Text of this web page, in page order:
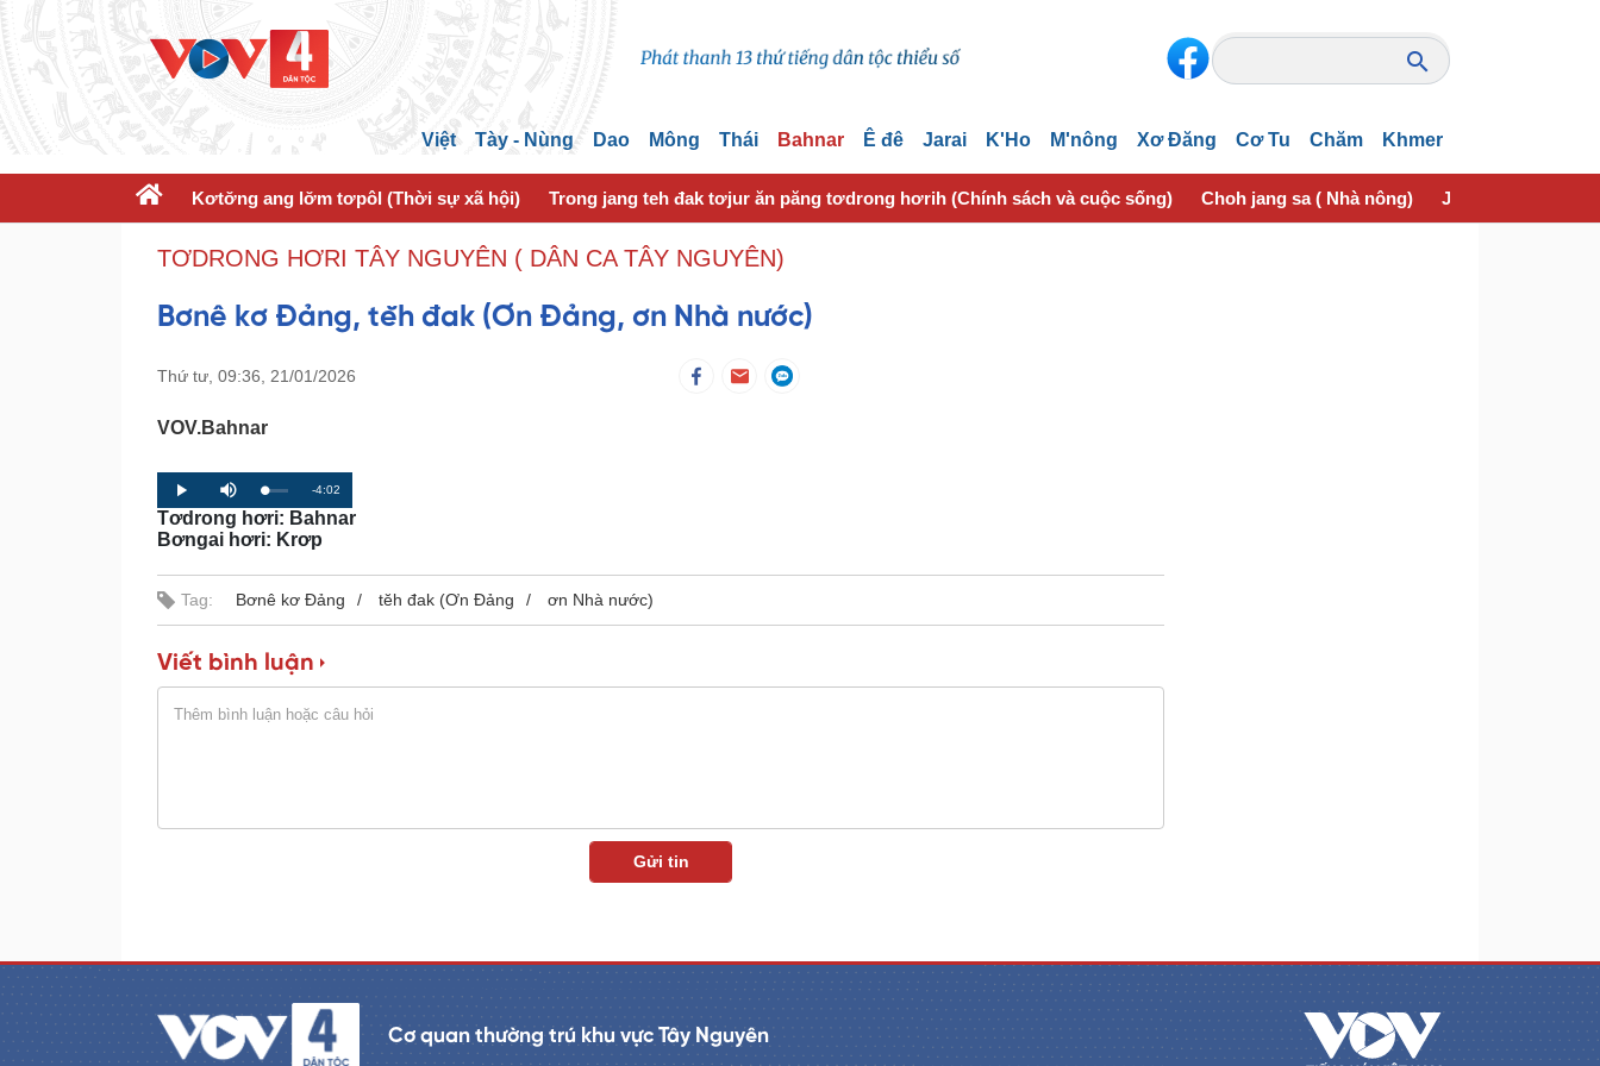
Việt Tày - Nùng Dao Mông Thái Bahnar Ê đê Jarai K'Ho M'nông Xơ Đăng Cơ Tu Chăm Khmer
Kơtơ̆ng ang lơ̆m tơpôl (Thời sự xã hội) Trong jang teh đak tơjur ăn păng tơdrong hơrih (Chính sách và cuộc sống) Choh jang sa ( Nhà nông) Jơhngơ̆m pran
TƠDRONG HƠRI TÂY NGUYÊN ( DÂN CA TÂY NGUYÊN)
Bơnê kơ Đảng, tĕh đak (Ơn Đảng, ơn Nhà nước)
Thứ tư, 09:36, 21/01/2026
VOV.Bahnar
P
l
a
M
u
t
e
L
o
a
d
e
0
P
r
o
g
r
s
0
R
e
a
n
-4:02
Tơdrong hơri: Bahnar
Bơngai hơri: Krơp
Tag: Bơnê kơ Đảng tĕh đak (Ơn Đảng ơn Nhà nước)
Viết bình luận
Cơ quan thường trú khu vực Tây Nguyên